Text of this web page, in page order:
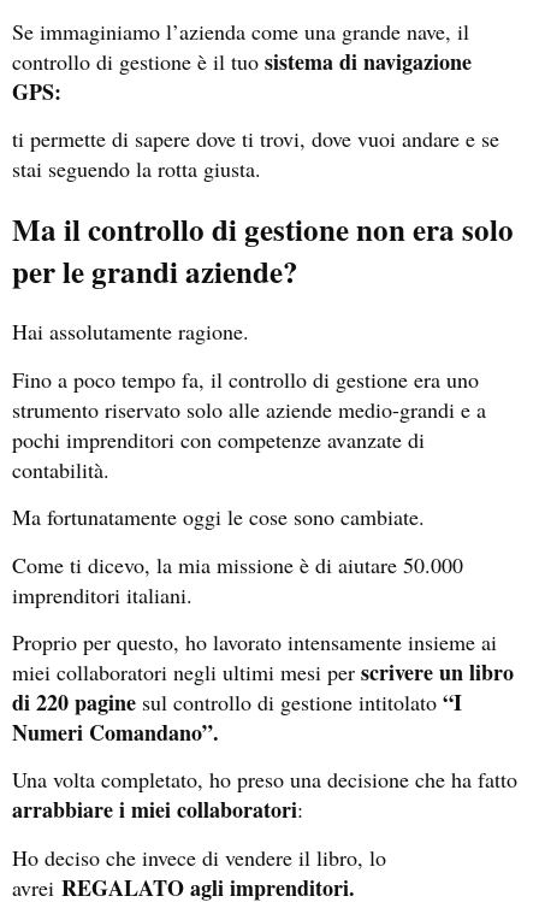
Se immaginiamo l’azienda come una grande nave, il
controllo di gestione è il tuo sistema di navigazione
GPS:
ti permette di sapere dove ti trovi, dove vuoi andare e se
stai seguendo la rotta giusta.
Ma il controllo di gestione non era solo
per le grandi aziende?
Hai assolutamente ragione.
Fino a poco tempo fa, il controllo di gestione era uno
strumento riservato solo alle aziende medio-grandi e a
pochi imprenditori con competenze avanzate di
contabilità.
Ma fortunatamente oggi le cose sono cambiate.
Come ti dicevo, la mia missione è di aiutare 50.000
imprenditori italiani.
Proprio per questo, ho lavorato intensamente insieme ai
miei collaboratori negli ultimi mesi per scrivere un libro
di 220 pagine sul controllo di gestione intitolato “I
Numeri Comandano”.
Una volta completato, ho preso una decisione che ha fatto
arrabbiare i miei collaboratori:
Ho deciso che invece di vendere il libro, lo
avrei REGALATO agli imprenditori.